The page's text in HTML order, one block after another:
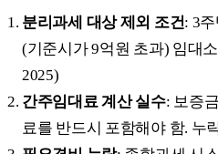
분리과세 대상 제외 조건: 3
(기준시가 9억원 초과) 임대
2025)
간주임대료 계산 실수: 보증
료를 반드시 포함해야 함. 누